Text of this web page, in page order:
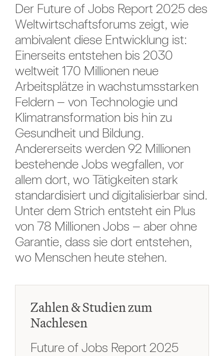
Der Future of Jobs Report 2025 des
Weltwirtschaftsforums zeigt, wie
ambivalent diese Entwicklung ist:
Einerseits entstehen bis 2030
weltweit 170 Millionen neue
Arbeitsplätze in wachstumsstarken
Feldern – von Technologie und
Klimatransformation bis hin zu
Gesundheit und Bildung.
Andererseits werden 92 Millionen
bestehende Jobs wegfallen, vor
allem dort, wo Tätigkeiten stark
standardisiert und digitalisierbar sind.
Unter dem Strich entsteht ein Plus
von 78 Millionen Jobs – aber ohne
Garantie, dass sie dort entstehen,
wo Menschen heute stehen.
Zahlen & Studien zum
Nachlesen
Future of Jobs Report 2025